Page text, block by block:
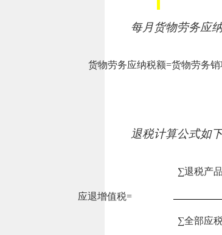
每月货物劳务应
货物劳务应纳税额=货物劳务销
退税计算公式如
应退增值税=
∑退税产
∑全部应